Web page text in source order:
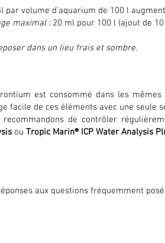
par volume d’aquarium de 100 l
maximal :20 ml pour 100 l (ajout de
dans un lieu frais et sombre.
est consommé dans les
facile de ces éléments avec une seule
recommandons de contrôler
ou Tropic Marin® ICP Water Analysis
aux questions fréquemment